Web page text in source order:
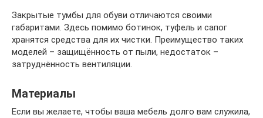
Закрытые тумбы для обуви отличаются своими
габаритами. Здесь помимо ботинок, туфель и сапог
хранятся средства для их чистки. Преимущество таких
моделей – защищённость от пыли, недостаток –
затруднённость вентиляции.
Материалы
Если вы желаете, чтобы ваша мебель долго вам служила,